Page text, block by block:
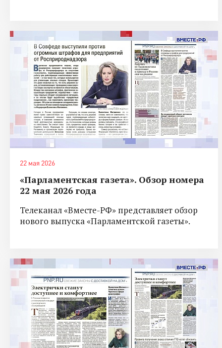
22 мая 2026
«Парламентская газета». Обзор номера
22 мая 2026 года
Телеканал «Вместе-РФ» представляет обзор
нового выпуска «Парламентской газеты».